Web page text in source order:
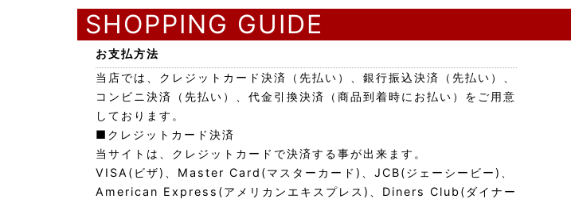
SHOPPING GUIDE
お支払方法
当店では、クレジットカード決済（先払い）、銀行振込決済（先払い）、
コンビニ決済（先払い）、代金引換決済（商品到着時にお払い）をご用意
しております。
■クレジットカード決済
当サイトは、クレジットカードで決済する事が出来ます。
VISA(ビザ)、Master Card(マスターカード)、JCB(ジェーシービー)、
American Express(アメリカンエキスプレス)、Diners Club(ダイナー